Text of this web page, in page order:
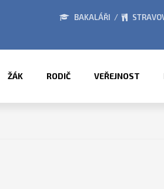
PŘÍMĚSTSKÉ TÁBORY 2026
BAKALÁŘI
ŽÁK RODIČ VEŘEJNOST